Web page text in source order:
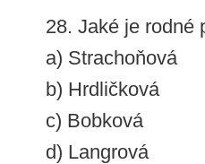
28. Jaké je rodné
a) Strachoňová
b) Hrdličková
c) Bobková
d) Langrová